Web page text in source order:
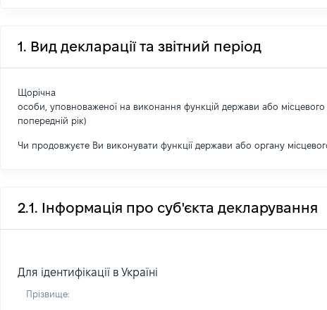
1. Вид декларації та звітний період
Щорічна
особи, уповноваженої на виконання функцій держави або
попередній рік)
Чи продовжуєте Ви виконувати функції держави або органу
2.1. Інформація про суб'єкта декларування
Для ідентифікації в Україні
Прізвище: